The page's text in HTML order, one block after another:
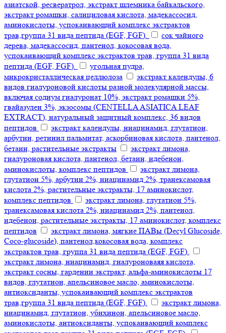
азиатской, ресвератрол, экстракт шлемника байкальского,
экстракт ромашки, салициловая кислота, мадекассосид,
аминокислоты, успокаивающий комплекс экстрактов
трав,группа 31 вида пептида (EGF, FGF).
сок чайного
дерева, мадекассосид, пантенол, кокосовая вода,
успокаивающий комплекс экстрактов трав, группа 31 вида
пептида (EGF, FGF).
угольная пудра,
микрокристаллическая целлюлоза
экстракт календулы, 6
видов гиалуроновой кислоты разной молекулярной массы,
включая содиум гиалуронат 10%, экстракт ромашки 5%,
гвайазулен 3%, экзосомы (CENTELLA ASIATICA LEAF
EXTRACT), натуральный защитный комплекс, 36 видов
пептидов
экстракт календулы, ниацинамид, глутатион,
арбутин, ретинил пальмитат, аскорбиновая кислота, пантенол,
бетаин, растительные экстракты
экстракт лимона,
гиалуроновая кислота, пантенол, бетаин, идебенон,
аминокислоты, комплекс пептидов
экстракт лимона,
глутатион 5%, арбутин 2%, ниацинамид 2%, транексамовая
кислота 2%, растительные экстракты, 17 аминокислот,
комплекс пептидов
экстракт лимона, глутатион 5%,
транексамовая кислота 2%, ниацинамид 2%, пантенол,
идебенон, растительные экстракты, 17 аминокислот, комплекс
пептидов
экстракт лимона, мягкие ПАВы (Decyl Glucoside,
Coco-glucoside), пантенол,кокосовая вода, комплекс
экстрактов трав, группа 31 вида пептида (EGF, FGF).
экстракт лимона, ниацинамид, гиалуроноваяя кислота,
экстракт сосны, гардении экстракт, альфа-аминокислоты 17
видов, глутатион, апельсиновое масло, аминокислоты,
антиоксиданты, успокаивающий комплекс экстрактов
трав,группа 31 вида пептида (EGF, FGF).
экстракт лимона,
ниацинамид, глутатион, убихинон, апельсиновое масло,
аминокислоты, антиоксиданты, успокаивающий комплекс